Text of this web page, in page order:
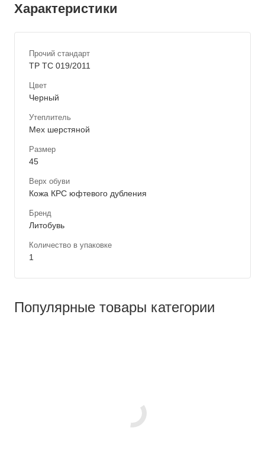
Характеристики
Прочий стандарт
ТР ТС 019/2011
Цвет
Черный
Утеплитель
Мех шерстяной
Размер
45
Верх обуви
Кожа КРС юфтевого дубления
Бренд
Литобувь
Количество в упаковке
1
Популярные товары категории